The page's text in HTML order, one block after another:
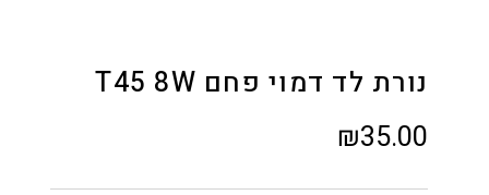
נורת לד דמוי פחם T45 8W
₪35.00